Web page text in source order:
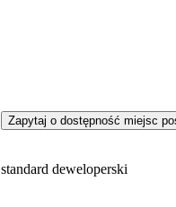
Zapytaj o dostępność miejsc
standard deweloperski